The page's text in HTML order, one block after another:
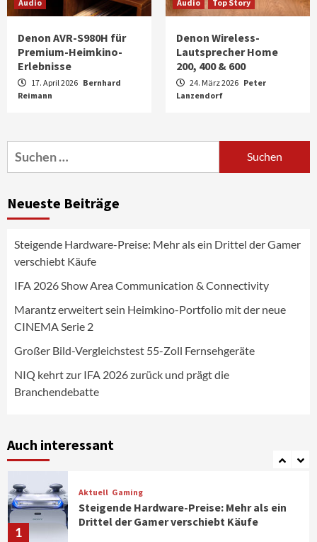
Audio
Denon AVR-S980H für
Premium-Heimkino-
Erlebnisse
17. April 2026 Bernhard
Reimann
Audio Top Story
Denon Wireless-
Lautsprecher Home
200, 400 & 600
24. März 2026 Peter
Lanzendorf
Suchen
nach:
Neueste Beiträge
Steigende Hardware-Preise: Mehr als ein Drittel der Gamer
verschiebt Käufe
IFA 2026 Show Area Communication & Connectivity
Marantz erweitert sein Heimkino-Portfolio mit der neue
CINEMA Serie 2
Großer Bild-Vergleichstest 55-Zoll Fernsehgeräte
NIQ kehrt zur IFA 2026 zurück und prägt die
Branchendebatte
Auch interessant
4
News aus dem Internet
Fernsehgeräte
5
NIQ kehrt zur IFA 2026 zurück und prägt
die Branchendebatte
6
Aktuell
CHERRY baut Vertriebsteam in
7
Klimageräte und Ventilatoren
1
Aktuell Gaming
Steigende Hardware-Preise: Mehr als ein
Drittel der Gamer verschiebt Käufe